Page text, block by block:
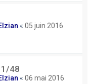
« 05 juin 2016
1/48
« 06 mai 2016